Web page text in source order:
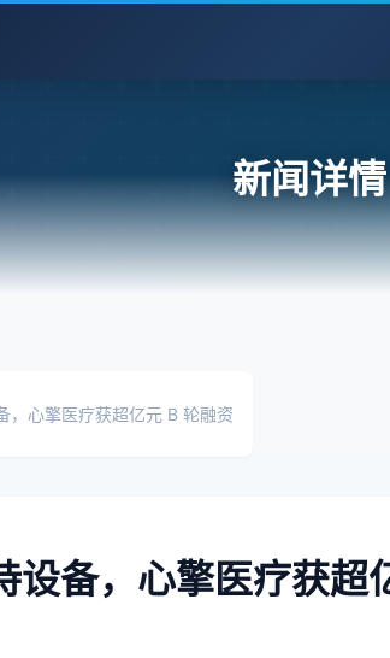
新闻详情
，心擎医疗获超亿元 B 轮融资
设备，心擎医疗获超